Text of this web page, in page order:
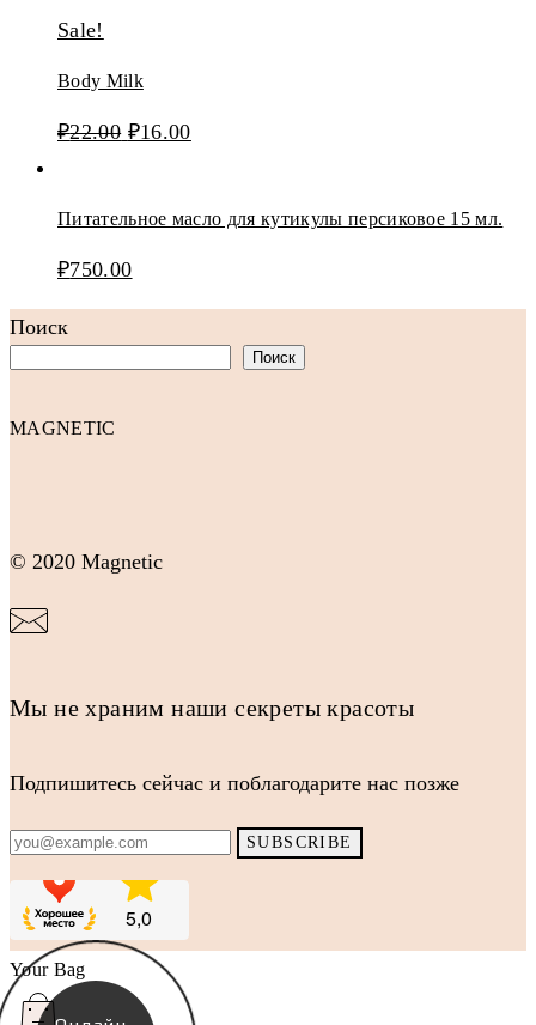
Sale!
Body Milk
₽22.00 ₽16.00
Питательное масло для кутикулы персиковое 15 мл.
₽750.00
Поиск
Поиск
MAGNETIC
© 2020 Magnetic
Мы не храним наши секреты красоты
Подпишитесь сейчас и поблагодарите нас позже
Your Bag